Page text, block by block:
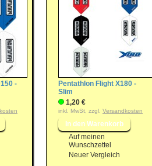
-
Pentathlon Flight X180 -
Slim
1,20 €
inkl. MwSt, zzgl. Versandkosten
Auf meinen
Wunschzettel
Neuer Vergleich